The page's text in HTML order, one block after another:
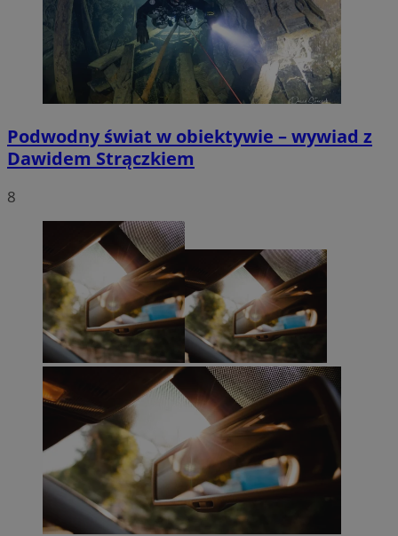
Podwodny świat w obiektywie – wywiad z
Dawidem Strączkiem
8